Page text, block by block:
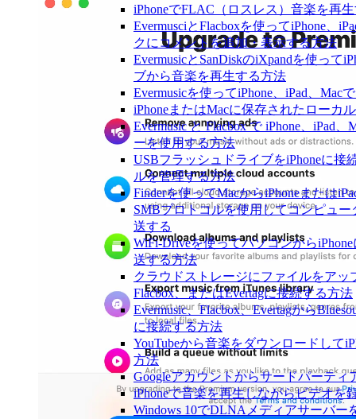
iPhoneでFLAC（ロスレス）音楽を再
EvermusciとFlacboxを使ってiPhone、
クにコメントを追加・表示する方法
EvermusicとSanDiskのiXpandを使って
ブから音楽を再生する方法
Evermusicを使ってiPhone、iPad、Mac
iPhoneまたはMacに保存されたローカ
Evermusic と Flacbox で iPhone、iPad
ーを使用する方法
USBフラッシュドライブをiPhoneに接
ルを管理する方法
Finderを使ってMacからiPhoneまたは
SMBプロトコルを使用してコンピュー
送する
WiFi-Driveを使ってパソコンから
送する方法
クラウドストレージにファイルをアッ
Flacbox、またはEvertagに接続する方法
Evermusic、Flacbox、Evertagから
に接続する方法
YouTubeから音楽をダウンロードして
方法
Googleアカウントからサードパーティ
iPhoneで音楽を再生しながらビデオを
Windows 10でDLNAメディアサーバー